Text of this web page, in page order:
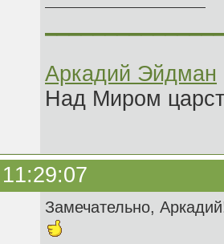
Аркадий Эйдман
Над Миром
Замечательно,